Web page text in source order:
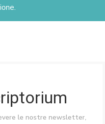
le nostre newsletter,